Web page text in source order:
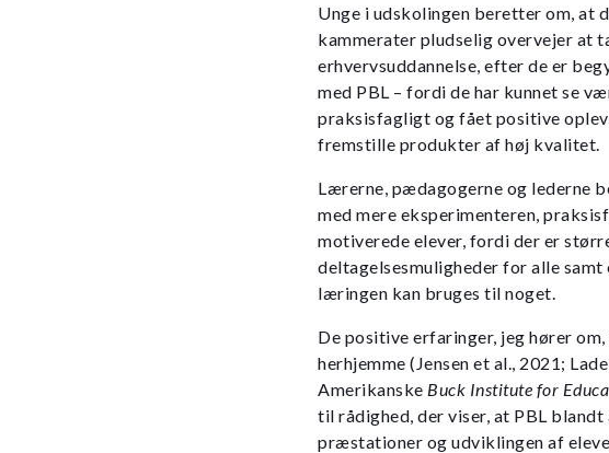
Unge i udskolingen beretter om, at
kammerater pludselig overvejer at
erhvervsuddannelse, efter de er
med PBL – fordi de har kunnet se
praksisfagligt og fået positive
fremstille produkter af høj kvalitet.
Lærerne, pædagogerne og lederne
med mere eksperimenteren,
motiverede elever, fordi der er
deltagelsesmuligheder for alle samt
læringen kan bruges til noget.
De positive erfaringer, jeg hører
herhjemme (Jensen et al., 2021;
Amerikanske Buck Institute for
til rådighed, der viser, at PBL
præstationer og udviklingen af